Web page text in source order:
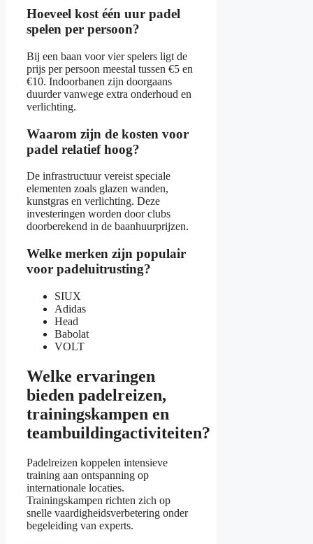
Hoeveel kost één uur padel
spelen per persoon?
Bij een baan voor vier spelers ligt de
prijs per persoon meestal tussen €5 en
€10. Indoorbanen zijn doorgaans
duurder vanwege extra onderhoud en
verlichting.
Waarom zijn de kosten voor
padel relatief hoog?
De infrastructuur vereist speciale
elementen zoals glazen wanden,
kunstgras en verlichting. Deze
investeringen worden door clubs
doorberekend in de baanhuurprijzen.
Welke merken zijn populair
voor padeluitrusting?
SIUX
Adidas
Head
Babolat
VOLT
Welke ervaringen
bieden padelreizen,
trainingskampen en
teambuildingactiviteiten?
Padelreizen koppelen intensieve
training aan ontspanning op
internationale locaties.
Trainingskampen richten zich op
snelle vaardigheidsverbetering onder
begeleiding van experts.